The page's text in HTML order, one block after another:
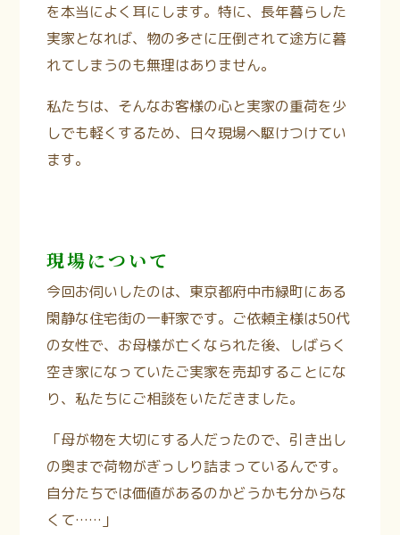
を本当によく耳にします。特に、長年暮らした
実家となれば、物の多さに圧倒されて途方に暮
れてしまうのも無理はありません。
私たちは、そんなお客様の心と実家の重荷を少
しでも軽くするため、日々現場へ駆けつけてい
ます。
現場について
今回お伺いしたのは、東京都府中市緑町にある
閑静な住宅街の一軒家です。ご依頼主様は50代
の女性で、お母様が亡くなられた後、しばらく
空き家になっていたご実家を売却することにな
り、私たちにご相談をいただきました。
「母が物を大切にする人だったので、引き出し
の奥まで荷物がぎっしり詰まっているんです。
自分たちでは価値があるのかどうかも分からな
くて……」